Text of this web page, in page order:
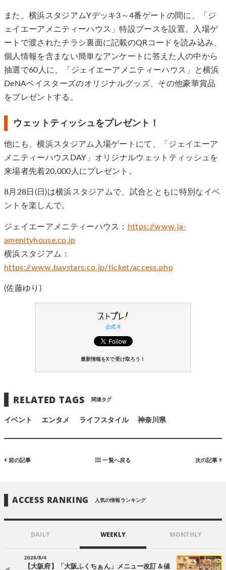
また、横浜スタジアムYデッキ3～4番ゲートの間に、「ジ
ェイエーアメニティーハウス」特設ブースを設置。入場ゲ
ートで渡されたチラシ裏面に記載のQRコードを読み込み、
個人情報を含まない簡単なアンケートに答えた人の中から
抽選で60人に、「ジェイエーアメニティーハウス」と横浜
DeNAベイスターズのオリジナルグッズ、その他豪華賞品
をプレゼントする。
ウェットティッシュをプレゼント！
他にも、横浜スタジアム入場ゲートにて、「ジェイエーア
メニティーハウスDAY」オリジナルウェットティッシュを
来場者先着20,000人にプレゼント。
8月28日(日)は横浜スタジアムで、試合とともに特別なイベ
ントを楽しんで。
ジェイエーアメニティーハウス：
https://www.ja-
amenityhouse.co.jp
横浜スタジアム：
https://www.baystars.co.jp/ticket/access.php
(佐藤ゆり)
公式 X
最新情報をXで受け取ろう！
RELATED TAGS 関連タグ
イベント エンタメ ライフスタイル 神奈川県
前の記事 一覧へ戻る 次の記事
ACCESS RANKING 人気の情報ランキング
DAILY WEEKLY MONTHLY
2026/8/4
【大阪府】「大阪ふくちぁん」メニュー改訂＆値